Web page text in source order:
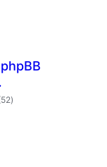
total
de
)